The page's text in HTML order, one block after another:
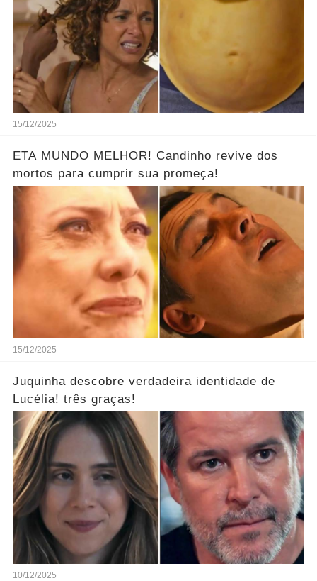
15/12/2025
ETA MUNDO MELHOR! Candinho revive dos
mortos para cumprir sua promeça!
15/12/2025
Juquinha descobre verdadeira identidade de
Lucélia! três graças!
10/12/2025